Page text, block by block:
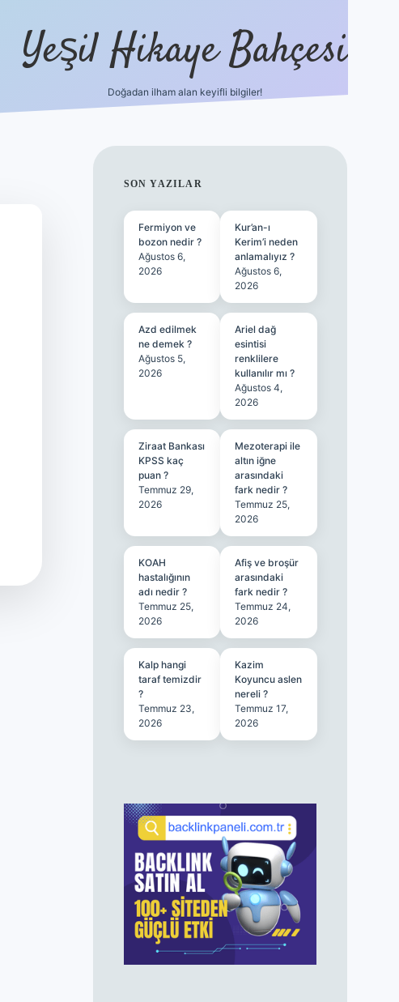
Yeşil Hikaye Bahçesi
Doğadan ilham alan keyifli bilgiler!
SIDEBAR
SON YAZILAR
Fermiyon ve
bozon nedir ?
Ağustos 6,
2026
Kur’an-ı
Kerim’i neden
anlamalıyız ?
Ağustos 6,
2026
Azd edilmek
ne demek ?
Ağustos 5,
2026
Ariel dağ
esintisi
renklilere
kullanılır mı ?
Ağustos 4,
2026
Ziraat Bankası
KPSS kaç
puan ?
Temmuz 29,
2026
Mezoterapi ile
altın iğne
arasındaki
fark nedir ?
Temmuz 25,
2026
KOAH
hastalığının
adı nedir ?
Temmuz 25,
2026
Afiş ve broşür
arasındaki
fark nedir ?
Temmuz 24,
2026
Kalp hangi
taraf temizdir
?
Temmuz 23,
2026
Kazim
Koyuncu aslen
nereli ?
Temmuz 17,
2026
ilbet güncel giriş adresi